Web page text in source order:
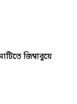
জিম্বাবুয়ে